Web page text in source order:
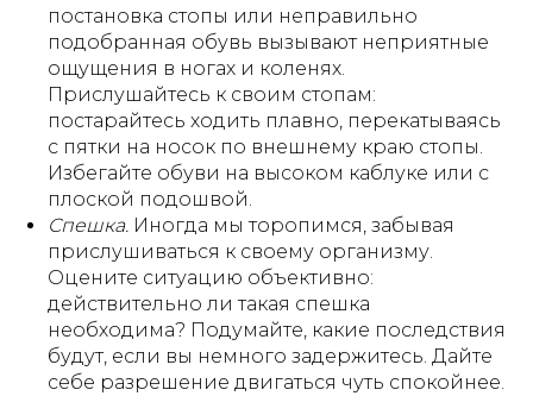
постановка стопы или неправильно
подобранная обувь вызывают неприятные
ощущения в ногах и коленях.
Прислушайтесь к своим стопам:
постарайтесь ходить плавно, перекатываясь
с пятки на носок по внешнему краю стопы.
Избегайте обуви на высоком каблуке или с
плоской подошвой.
Спешка. Иногда мы торопимся, забывая
прислушиваться к своему организму.
Оцените ситуацию объективно:
действительно ли такая спешка
необходима? Подумайте, какие последствия
будут, если вы немного задержитесь. Дайте
себе разрешение двигаться чуть спокойнее.